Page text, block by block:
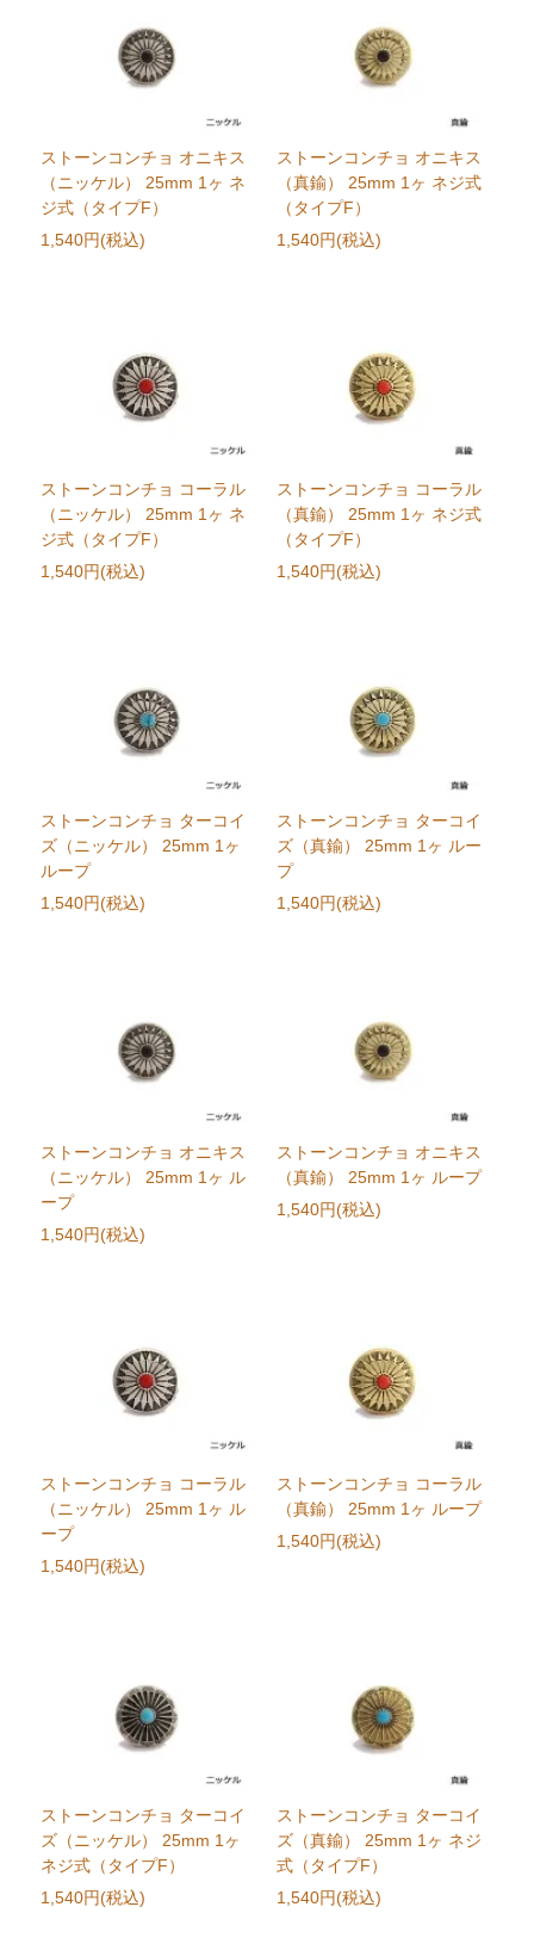
ストーンコンチョ オニキス
（ニッケル） 25mm 1ヶ ネ
ジ式（タイプF）
1,540円(税込)
ストーンコンチョ オニキス
（真鍮） 25mm 1ヶ ネジ式
（タイプF）
1,540円(税込)
ストーンコンチョ コーラル
（ニッケル） 25mm 1ヶ ネ
ジ式（タイプF）
1,540円(税込)
ストーンコンチョ コーラル
（真鍮） 25mm 1ヶ ネジ式
（タイプF）
1,540円(税込)
ストーンコンチョ ターコイ
ズ（ニッケル） 25mm 1ヶ
ループ
1,540円(税込)
ストーンコンチョ ターコイ
ズ（真鍮） 25mm 1ヶ ルー
プ
1,540円(税込)
ストーンコンチョ オニキス
（ニッケル） 25mm 1ヶ ル
ープ
1,540円(税込)
ストーンコンチョ オニキス
（真鍮） 25mm 1ヶ ループ
1,540円(税込)
ストーンコンチョ コーラル
（ニッケル） 25mm 1ヶ ル
ープ
1,540円(税込)
ストーンコンチョ コーラル
（真鍮） 25mm 1ヶ ループ
1,540円(税込)
ストーンコンチョ ターコイ
ズ（ニッケル） 25mm 1ヶ
ネジ式（タイプF）
1,540円(税込)
ストーンコンチョ ターコイ
ズ（真鍮） 25mm 1ヶ ネジ
式（タイプF）
1,540円(税込)